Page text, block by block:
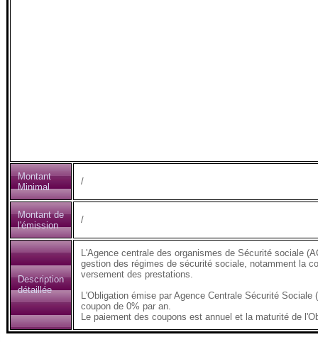
Montant
Minimal
/
Montant de
l'émission
/
Description
détaillée
L'Agence centrale des organismes de Sécurité sociale
gestion des régimes de sécurité sociale, notamment la
versement des prestations.
L'Obligation émise par Agence Centrale Sécurité
coupon de 0% par an.
Le paiement des coupons est annuel et la maturité de